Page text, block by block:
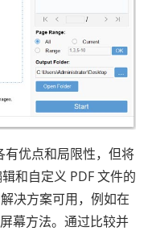
优点和局限性，但将
和自定义 PDF 文件的
决方案可用，例如在
幕方法。通过比较并